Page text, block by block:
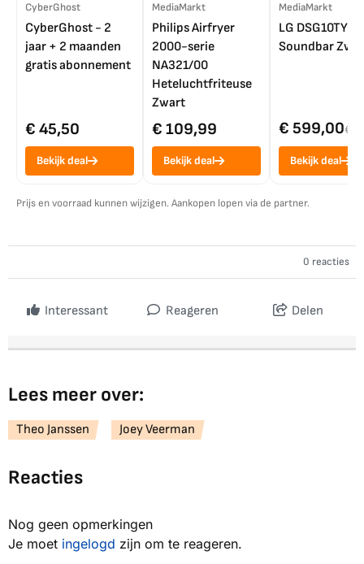
CyberGhost
CyberGhost - 2
jaar + 2 maanden
gratis abonnement
€ 45,50
Bekijk deal
MediaMarkt
Philips Airfryer
2000-serie
NA321/00
Heteluchtfriteuse
Zwart
€ 109,99
Bekijk deal
MediaMarkt
LG DSG10TY
Soundbar
€ 599,00€
Bekijk deal
Prijs en voorraad kunnen wijzigen. Aankopen lopen via de partner.
0 reacties
Interessant Reageren Delen
Lees meer over:
Theo Janssen Joey Veerman
Reacties
Nog geen opmerkingen
Je moet ingelogd zijn om te reageren.